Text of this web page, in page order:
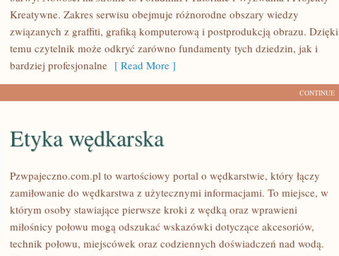
STYLE
ARTYSTYCZNE
Kreatywne. Zakres serwisu obejmuje różnorodne obszary wiedzy
związanych z graffiti, grafiką komputerową i postprodukcją obrazu. Dzięki
temu czytelnik może odkryć zarówno fundamenty tych dziedzin, jak i
bardziej profesjonalne [ Read More ]
CONTINUE
Etyka wędkarska
Pzwpajeczno.com.pl to wartościowy portal o wędkarstwie, który łączy
zamiłowanie do wędkarstwa z użytecznymi informacjami. To miejsce, w
którym osoby stawiające pierwsze kroki z wędką oraz wprawieni
miłośnicy połowu mogą odszukać wskazówki dotyczące akcesoriów,
technik połowu, miejscówek oraz codziennych doświadczeń nad wodą.